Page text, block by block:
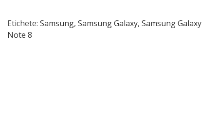
Etichete: Samsung, Samsung Galaxy, Samsung Galaxy
Note 8